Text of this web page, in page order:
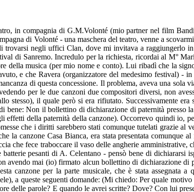
in compagnia di G.M.Volonté (mio partner nel film
di Volonté - una maschera del teatro, venne a
trovarsi negli uffici Clan, dove mi invitava a raggiungerlo
di Sanremo. Incredulo per la richiesta, ricordai al M°
della musica (per mio nome e conto). Lui ribadì che la
e che Ravera (organizzatore del medesimo festival) -
di questa concessione. Il problema, aveva una
per le due canzoni due compositori diversi, non
stesso), il quale però si era rifiutato. Successivamente
bene: Non il bollettino di dichiarazione di paternità
effetti della paternità della canzone). Occorrevo quindi io,
che i diritti sarebbero stati comunque tutelati grazie
la canzone Casa Bianca, era stata presentata
che fece traboccare il vaso delle angherie
batterie pesanti di A. Celentano - pensò bene di dichiararsi
avendo mai (io) firmato alcun bollettino di dichiarazione
canzone per la parte musicale, che è stata assegnata
a queste seguenti domande: (Mi chiedo: Per quale
delle parole? E quando le avrei scritte? Dove? Con lui